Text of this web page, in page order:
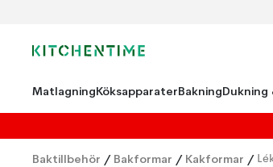
MatlagningKöksapparaterBakningDukning
Baktillbehör / Bakformar / Kakformar /